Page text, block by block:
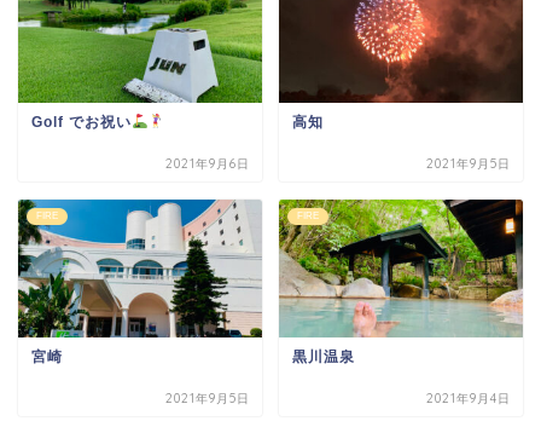
Golf でお祝い
2021年9月6日
高知
2021年9月5日
FIRE
宮崎
2021年9月5日
FIRE
黒川温泉
2021年9月4日